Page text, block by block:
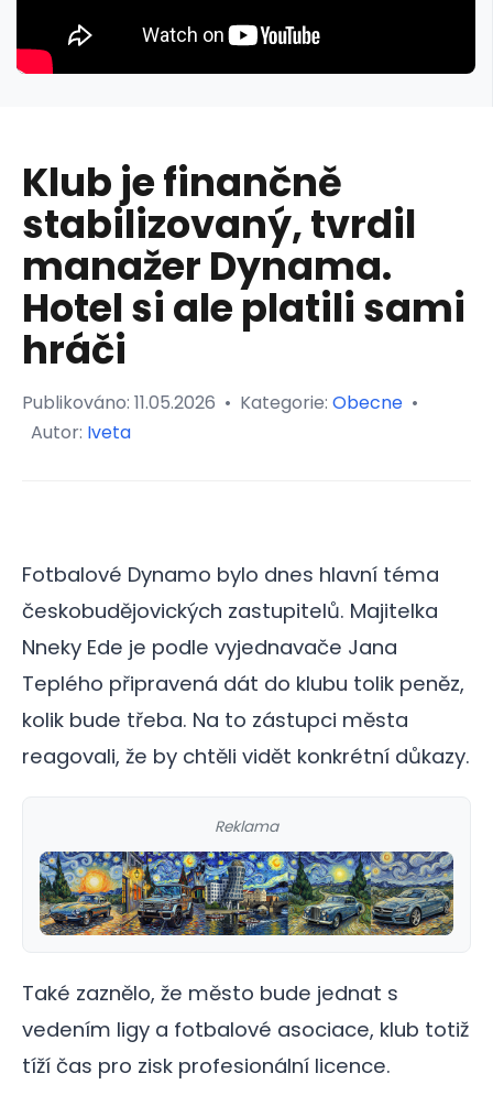
Klub je finančně
stabilizovaný, tvrdil
manažer Dynama.
Hotel si ale platili sami
hráči
Publikováno: 11.05.2026 • Kategorie: Obecne •
Autor: Iveta
Fotbalové Dynamo bylo dnes hlavní téma
českobudějovických zastupitelů. Majitelka
Nneky Ede je podle vyjednavače Jana
Teplého připravená dát do klubu tolik peněz,
kolik bude třeba. Na to zástupci města
reagovali, že by chtěli vidět konkrétní důkazy.
Reklama
Také zaznělo, že město bude jednat s
vedením ligy a fotbalové asociace, klub totiž
tíží čas pro zisk profesionální licence.